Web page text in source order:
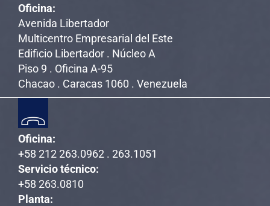
Oficina:
Avenida Libertador
Multicentro Empresarial del Este
Edificio Libertador . Núcleo A
Piso 9 . Oficina A-95
Chacao . Caracas 1060 . Venezuela
Oficina:
+58 212 263.0962 . 263.1051
Servicio técnico:
+58 263.0810
Planta: